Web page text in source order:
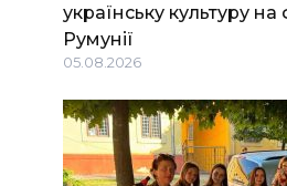
українську культуру на
Румунії
05.08.2026